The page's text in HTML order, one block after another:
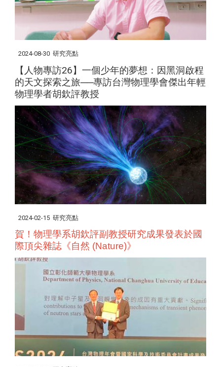
2024-08-30 研究亮點
【人物專訪26】一個少年的夢想：因黑洞啟程
的天文探索之旅──專訪台灣物理學會傑出年輕
物理學者胡欽評教授
2024-02-15 研究亮點
賀！物理學系胡欽評副教授研究成果發表於國
際頂尖雜誌《自然 (Nature)》